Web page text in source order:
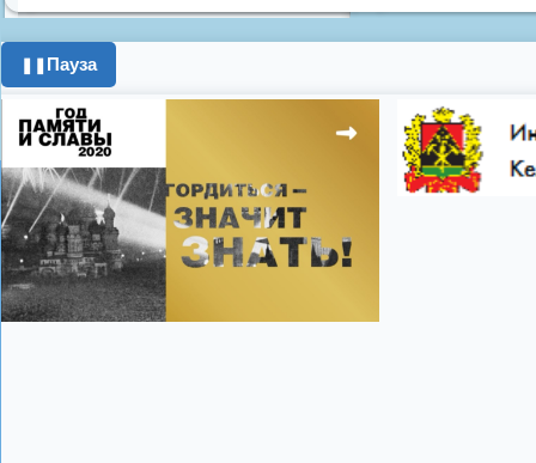
Противопожарная
день города
цифровое
Показать все теги
❚❚ Пауза